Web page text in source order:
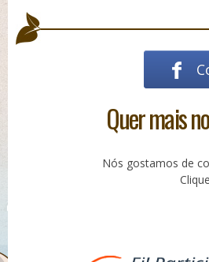
Quer mais
Nós gostamos de